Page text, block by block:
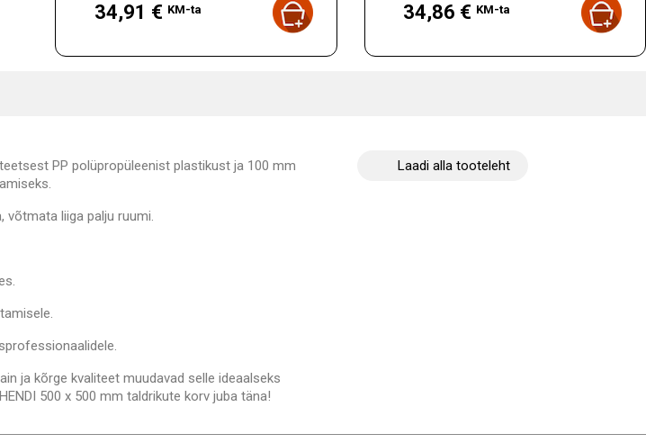
34,91 € KM-ta 34,86 € KM-ta
PP polüpropüleenist plastikust ja 100 mm
võtmata liiga palju ruumi.
ja kõrge kvaliteet muudavad selle ideaalseks
500 x 500 mm taldrikute korv juba täna!
Laadi alla tooteleht